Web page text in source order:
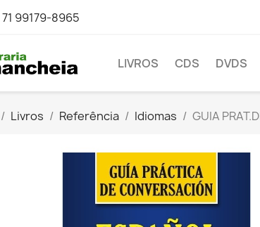
71 99179-8965
LIVROS CDS DVDS
Livros Referência Idiomas GUIA